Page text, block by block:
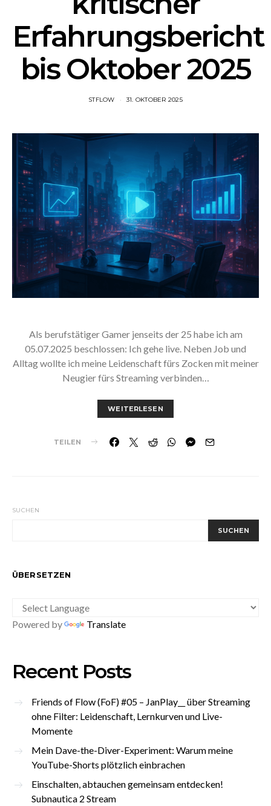
Erfahrungsbericht
bis Oktober 2025
STFLOW 31. OKTOBER 2025
Als berufstätiger Gamer jenseits der 25 habe ich am
05.07.2025 beschlossen: Ich gehe live. Neben Job und
Alltag wollte ich meine Leidenschaft fürs Zocken mit meiner
Neugier fürs Streaming verbinden…
WEITERLESEN
TEILEN
SUCHEN
SUCHEN
ÜBERSETZEN
Powered by Translate
Recent Posts
Friends of Flow (FoF) #05 – JanPlay__ über Streaming
ohne Filter: Leidenschaft, Lernkurven und Live-
Momente
Mein Dave-the-Diver-Experiment: Warum meine
YouTube-Shorts plötzlich einbrachen
Einschalten, abtauchen gemeinsam entdecken!
Subnautica 2 Stream